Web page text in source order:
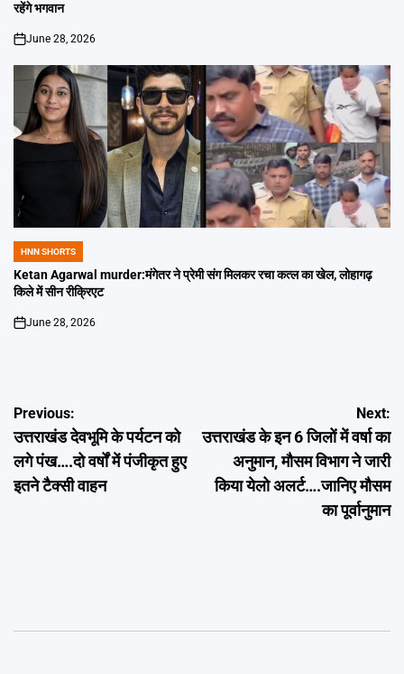
रहेंगे भगवान
on
June 28, 2026
POSTED
IN
HNN SHORTS
Ketan Agarwal murder:मंगेतर ने प्रेमी संग मिलकर रचा कत्ल का खेल, लोहागढ़
किले में सीन रीक्रिएट
on
June 28, 2026
Post
navigation
Previous:
उत्तराखंड देवभूमि के पर्यटन को
लगे पंख….दो वर्षों में पंजीकृत हुए
इतने टैक्सी वाहन
Next:
उत्तराखंड के इन 6 जिलों में वर्षा का
अनुमान, मौसम विभाग ने जारी
किया येलो अलर्ट….जानिए मौसम
का पूर्वानुमान